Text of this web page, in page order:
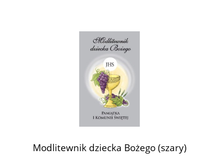
Modlitewnik dziecka Bożego (szary)